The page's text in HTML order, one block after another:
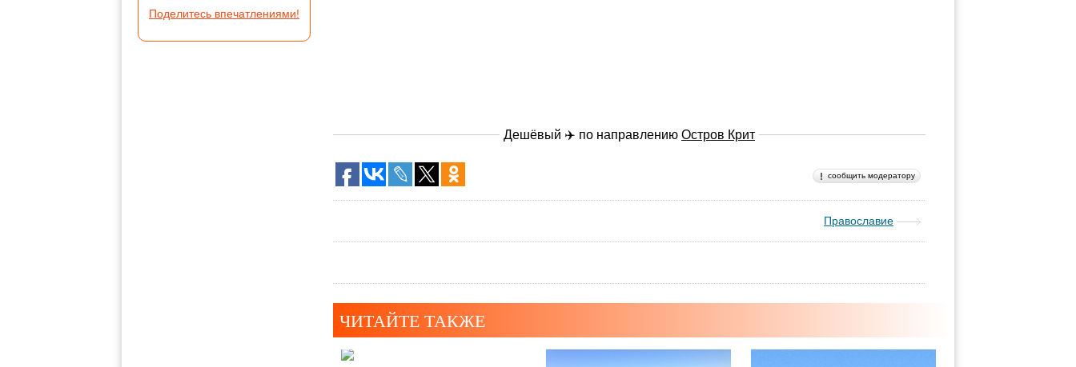
Поделитесь впечатлениями!
Дешёвый ✈️ по направлению Остров Крит
сообщить модератору
Православие
ЧИТАЙТЕ ТАКЖЕ